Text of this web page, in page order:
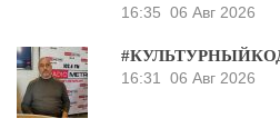
16:35 06 Авг 2026
#КУЛЬТУРНЫЙКОД
16:31
06 Авг 2026